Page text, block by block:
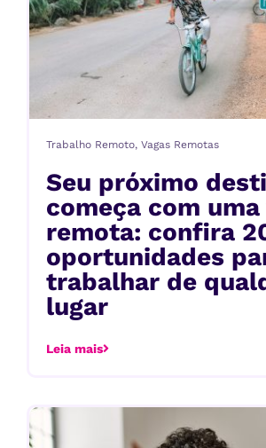
Trabalho Remoto,Vagas Remotas
Seu próximo
começa com uma
remota: confira
oportunidades
trabalhar de
lugar
Leia mais